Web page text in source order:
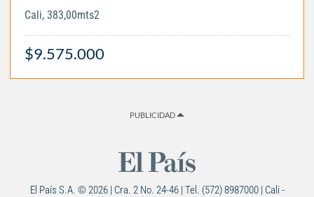
Cali, 383,00mts2
$9.575.000
PUBLICIDAD
El País S.A. © 2026 | Cra. 2 No. 24-46 | Tel. (572) 8987000 | Cali -